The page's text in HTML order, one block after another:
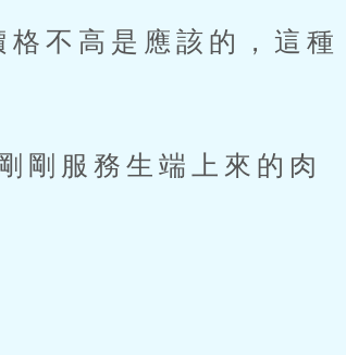
不高是應該的，這種
服務生端上來的肉